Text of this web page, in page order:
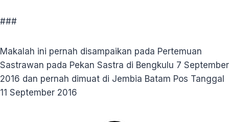
###
Makalah ini pernah disampaikan pada Pertemuan
Sastrawan pada Pekan Sastra di Bengkulu 7 September
2016 dan pernah dimuat di Jembia Batam Pos Tanggal
11 September 2016